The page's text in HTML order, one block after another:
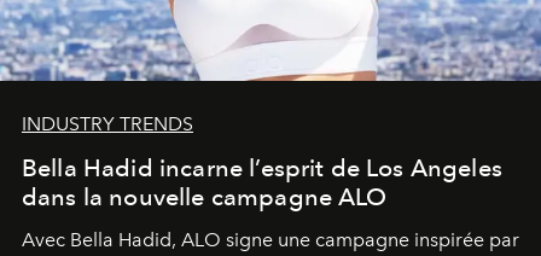
INDUSTRY TRENDS
Bella Hadid incarne l’esprit de Los Angeles
dans la nouvelle campagne ALO
Avec Bella Hadid, ALO signe une campagne inspirée par